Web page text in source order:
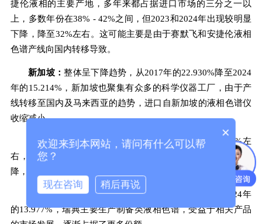
捷伦液相的主要产地，多年来都占据进口市场的三分之一以
上，多数年份在38% - 42%之间，但2023和2024年出现较明显
下降，降至32%左右。这可能主要是由于赛默飞和安捷伦液相
色谱产线向国内转移导致。
新加坡：整体呈下降趋势，从2017年的22.930%降至2024
年的15.214%，新加坡也聚集有众多的科学仪器工厂，由于产
线转移至国内及马来西亚的趋势，进口自新加坡的液相色谱仪
收缩减小。
日本：有一定波动但份额相对较为稳定，基本在20%左
右，从2017年-2022年，进口自日本的液相色谱份额有所下
降，但在2023年以来有一定回升。
瑞典：波动上升趋势，从2017年的7.209%上升到2024年
的13.977%，瑞典主要生产制备类液相色谱，受益于相关产品
×
欢迎来到本网站，请问有什么可以帮
您？
现在咨询 稍后再说